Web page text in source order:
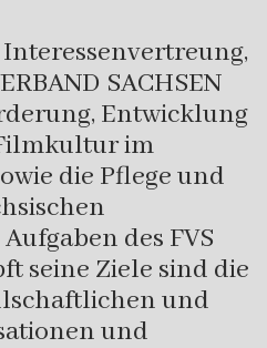
Interessenvertreung,
SACHSEN
Entwicklung
im
die Pflege und
des FVS
seine Ziele sind die
und
und